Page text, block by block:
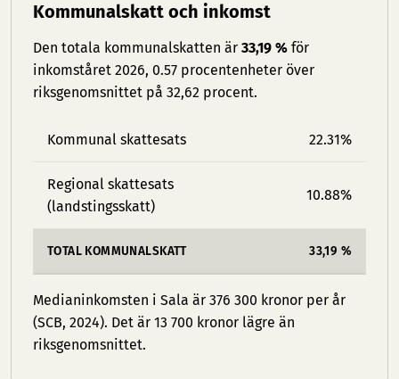
Kommunalskatt och inkomst
Den totala kommunalskatten är 33,19 % för
inkomståret 2026, 0.57 procentenheter över
riksgenomsnittet på 32,62 procent.
Kommunal skattesats 22.31%
Regional skattesats
(landstingsskatt)
10.88%
TOTAL KOMMUNALSKATT 33,19 %
Medianinkomsten i Sala är 376 300 kronor per år
(SCB, 2024). Det är 13 700 kronor lägre än
riksgenomsnittet.